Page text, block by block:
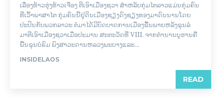
ເລື່ອງທ້າວຮຸ່ງທ້າວເຈືອງ ຕີເອົາເມືອງຊວາ ສຳຫລັບກຸ່ມໄຕລາວແມ່ນກຸ່ມຄົນ
ທີ່ເວົ້າພາສາໄຕ ກຸ່ມຄົນນີ້ຢູ່ດິນເມືອງຊຽງດົງຊຽງທອງມາດົນນານໂດຍ
ປະປົນກັບພວກລາວະ ຕໍ່ມາໄດ້ມີບົດບາດການເມືອງຂື້ນພາຍຫລັງຂຸນລໍ
ມາຕີເອົາເມືອງຊວາເມື່ອປະມານ ສະຕະວັດທີ່ VIII. ຈາກຕຳນານບູຮານຄື
ພື້ນຂຸນບໍຣົມ ພົງສາວະດານຫລວງພະບາງແລະ...
INSIDELAOS
READ